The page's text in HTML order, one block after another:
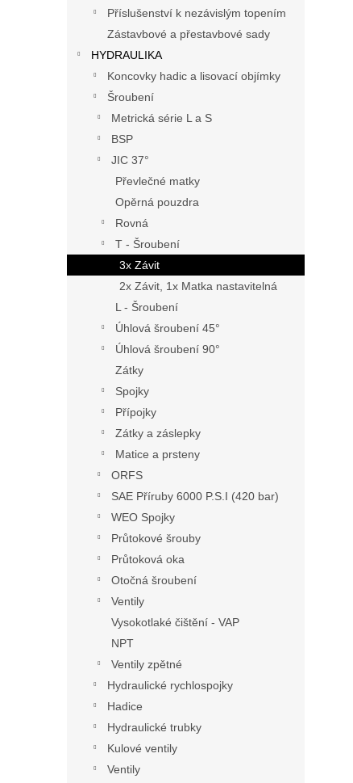
Příslušenství k nezávislým topením
Zástavbové a přestavbové sady
HYDRAULIKA
Koncovky hadic a lisovací objímky
Šroubení
Metrická série L a S
BSP
JIC 37°
Převlečné matky
Opěrná pouzdra
Rovná
T - Šroubení
3x Závit
2x Závit, 1x Matka nastavitelná
L - Šroubení
Úhlová šroubení 45°
Úhlová šroubení 90°
Zátky
Spojky
Přípojky
Zátky a záslepky
Matice a prsteny
ORFS
SAE Příruby 6000 P.S.I (420 bar)
WEO Spojky
Průtokové šrouby
Průtoková oka
Otočná šroubení
Ventily
Vysokotlaké čištění - VAP
NPT
Ventily zpětné
Hydraulické rychlospojky
Hadice
Hydraulické trubky
Kulové ventily
Ventily